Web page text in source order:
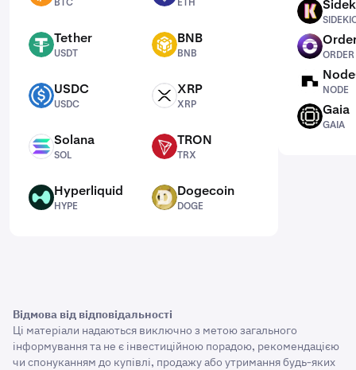
USDT Tether
USDT
BNB BNB
BNB
USDC USDC
USDC
XRP XRP
XRP
SOL Solana
SOL
TRX TRON
TRX
HYPE Hyperliquid
HYPE
DOGE Dogecoin
DOGE
SIDEKICK
ORDER
ORDER
NODE
NODE
Gaia
GAIA
Відмова від відповідальності
Ці матеріали надаються виключно з метою загального
інформування та не є інвестиційною порадою, рекомендацією
чи спонуканням до купівлі, продажу або утримання будь-яких